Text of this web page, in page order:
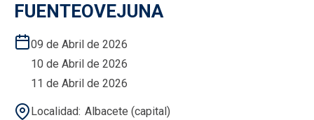
FUENTEOVEJUNA
09 de Abril de 2026
10 de Abril de 2026
11 de Abril de 2026
Localidad Albacete (capital)